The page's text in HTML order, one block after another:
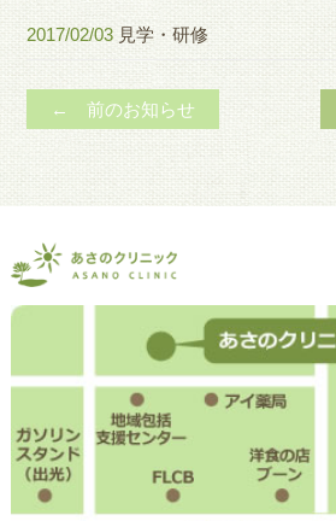
2017/02/03 見学・研修
← 前のお知らせ